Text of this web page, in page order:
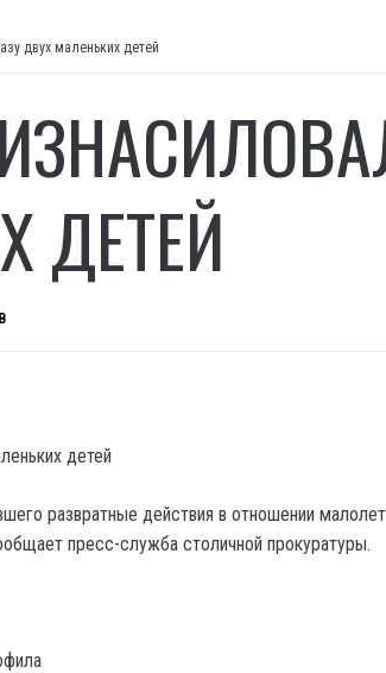
двух маленьких детей
ДЕТЕЙ
развратные действия в отношении
пресс-служба столичной прокуратуры.